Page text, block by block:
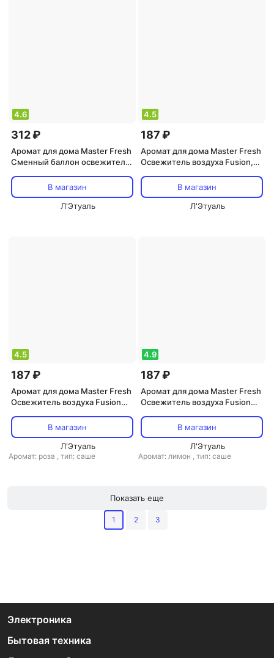
4.6
312 ₽
Аромат для дома Master Fresh
Сменный баллон освежителя
капучино, 250 мл
В магазин
Л'Этуаль
4.5
187 ₽
Аромат для дома Master Fresh
Освежитель воздуха Fusion,
В магазин
Л'Этуаль
4.5
187 ₽
Аромат для дома Master Fresh
Освежитель воздуха Fusion
В магазин
Л'Этуаль
Аромат: роза , тип: саше
4.9
187 ₽
Аромат для дома Master Fresh
Освежитель воздуха Fusion
В магазин
Л'Этуаль
Аромат: лимон , тип: саше
Показать еще
1 2 3
Электроника
Бытовая техника